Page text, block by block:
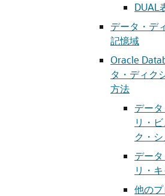
DUAL
データ・デ
記憶域
Oracle
タ・ディク
方法
デー
リ・
ク・
デー
リ・
他の